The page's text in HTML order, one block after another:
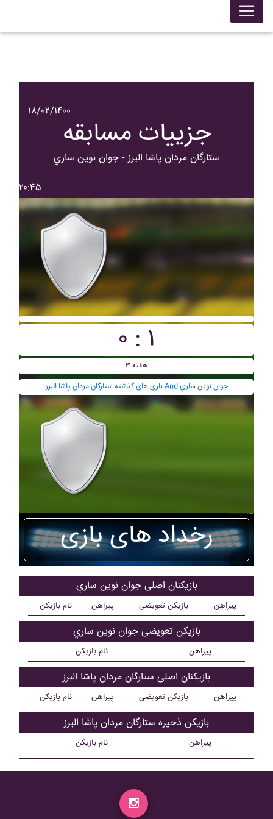
۱۸/۰۲/۱۴۰۰
جزییات مسابقه
ستارگان مردان پاشا البرز - جوان نوين ساري
۲۰:۴۵
۰ : ۱
هفته ۳
بازی های گذشته ستارگان مردان پاشا البرز And جوان نوين ساري
رخداد های بازی
بازیکنان اصلی جوان نوين ساري
نام بازیکن پیراهن بازیکن تعویضی پیراهن
بازیکن تعویضی جوان نوين ساري
نام بازیکن پیراهن
بازیکنان اصلی ستارگان مردان پاشا البرز
نام بازیکن پیراهن بازیکن تعویضی پیراهن
بازیکن ذحیره ستارگان مردان پاشا البرز
نام بازیکن پیراهن